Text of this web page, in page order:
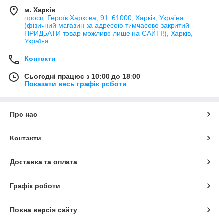
м. Харків
просп. Героїв Харкова, 91, 61000, Харків, Україна
(фізичний магазин за адресою тимчасово закритий -
ПРИДБАТИ товар можливо лише на САЙТІ!), Харків,
Україна
Контакти
Сьогодні працює з 10:00 до 18:00
Показати весь графік роботи
Про нас
Контакти
Доставка та оплата
Графік роботи
Повна версія сайту